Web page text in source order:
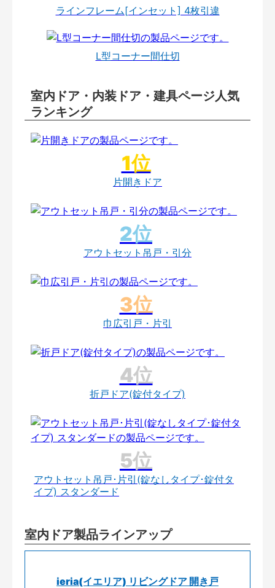
ラインフレーム[インセット] 4枚引違
L型コーナー間仕切
室内ドア・内装ドア・建具ページ人気
ランキング
片開きドア
アウトセット吊戸・引分
巾広引戸・片引
折戸ドア(錠付タイプ)
アウトセット吊戸･片引(錠なしタイプ･錠付タ
イプ) スタンダード
室内ドア製品ラインアップ
ieria(イエリア) リビングドア 開き戸